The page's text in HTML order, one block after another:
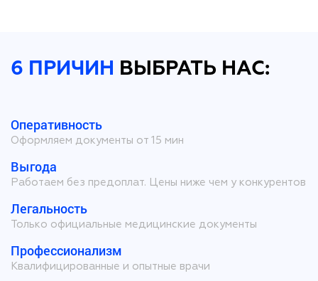
6 ПРИЧИН ВЫБРАТЬ НАС:
Оперативность
Оформляем документы от 15 мин
Выгода
Работаем без предоплат. Цены ниже чем у конкурентов
Легальность
Только официальные медицинские документы
Профессионализм
Квалифицированные и опытные врачи